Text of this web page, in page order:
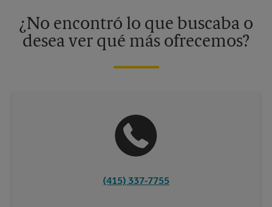
¿No encontró lo que buscaba o
desea ver qué más ofrecemos?
(415) 337-7755